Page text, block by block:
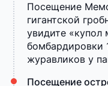
Посещение
гигантской
увидите
бомбардировки
журавликов у
Посещение